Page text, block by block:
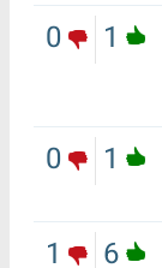
1
0
1
0
6
1